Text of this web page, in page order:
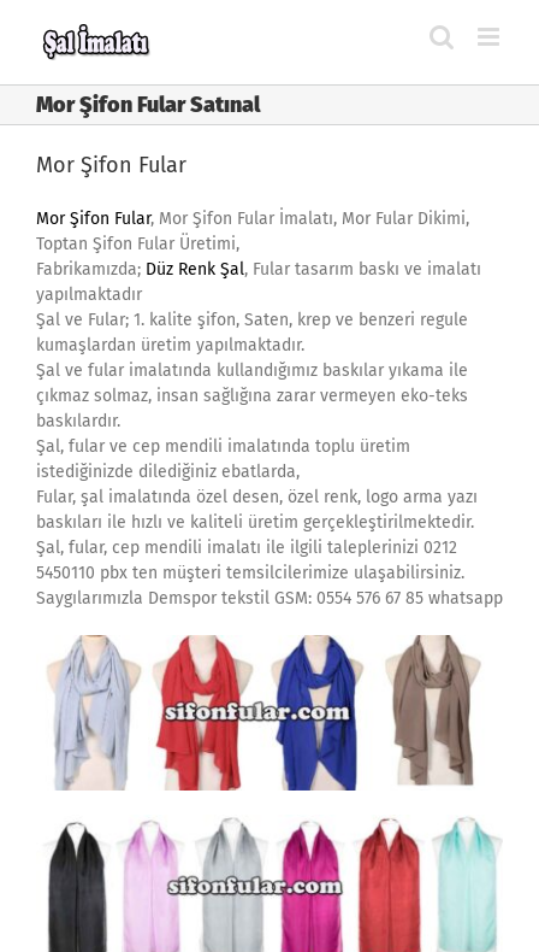
content
Mor Şifon Fular Satınal
Mor Şifon Fular
Mor Şifon Fular, Mor Şifon Fular İmalatı, Mor Fular Dikimi,
Toptan Şifon Fular Üretimi,
Fabrikamızda; Düz Renk Şal, Fular tasarım baskı ve imalatı
yapılmaktadır
Şal ve Fular; 1. kalite şifon, Saten, krep ve benzeri regule
kumaşlardan üretim yapılmaktadır.
Şal ve fular imalatında kullandığımız baskılar yıkama ile
çıkmaz solmaz, insan sağlığına zarar vermeyen eko-teks
baskılardır.
Şal, fular ve cep mendili imalatında toplu üretim
istediğinizde dilediğiniz ebatlarda,
Fular, şal imalatında özel desen, özel renk, logo arma yazı
baskıları ile hızlı ve kaliteli üretim gerçekleştirilmektedir.
Şal, fular, cep mendili imalatı ile ilgili taleplerinizi 0212
5450110 pbx ten müşteri temsilcilerimize ulaşabilirsiniz.
Saygılarımızla Demspor tekstil GSM: 0554 576 67 85 whatsapp